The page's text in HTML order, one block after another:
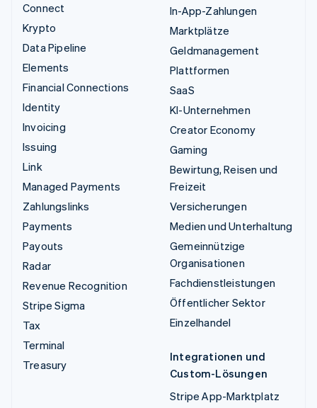
Connect
Krypto
Data Pipeline
Elements
Financial Connections
Identity
Invoicing
Issuing
Link
Managed Payments
Zahlungslinks
Payments
Payouts
Radar
Revenue Recognition
Stripe Sigma
Tax
Terminal
Treasury
In-App-Zahlungen
Marktplätze
Geldmanagement
Plattformen
SaaS
KI-Unternehmen
Creator Economy
Gaming
Bewirtung, Reisen und
Freizeit
Versicherungen
Medien und Unterhaltung
Gemeinnützige
Organisationen
Fachdienstleistungen
Öffentlicher Sektor
Einzelhandel
Integrationen und
Custom-Lösungen
Stripe App-Marktplatz